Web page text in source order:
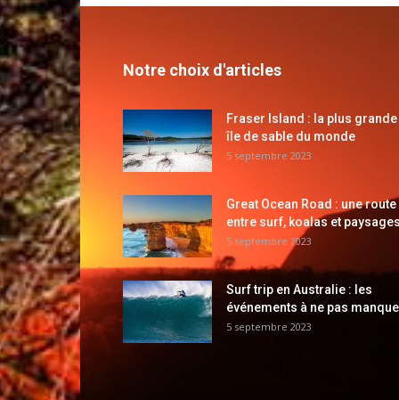
Notre choix d'articles
Fraser Island : la plus grande
île de sable du monde
5 septembre 2023
Great Ocean Road : une route
entre surf, koalas et
5 septembre 2023
Surf trip en Australie : les
événements à ne pas
5 septembre 2023